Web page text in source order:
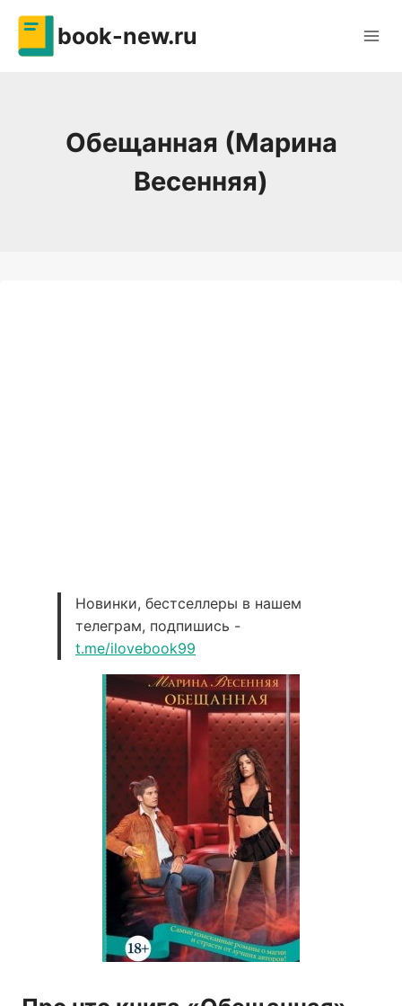
Перейти
содержимому
book-new.ru
Обещанная (Марина
Весенняя)
Новинки, бестселлеры в нашем
телеграм, подпишись -
t.me/ilovebook99